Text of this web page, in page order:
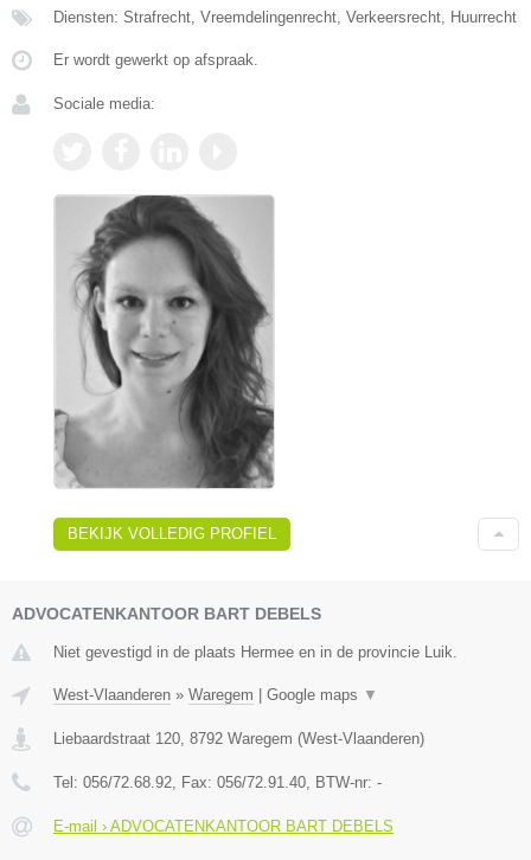
Diensten: Strafrecht, Vreemdelingenrecht, Verkeersrecht, Huurrecht
Er wordt gewerkt op afspraak.
Sociale media:
BEKIJK VOLLEDIG PROFIEL
ADVOCATENKANTOOR BART DEBELS
Niet gevestigd in de plaats Hermee en in de provincie Luik.
West-Vlaanderen » Waregem Google maps ▼
Liebaardstraat 120, 8792 Waregem (West-Vlaanderen)
Tel: 056/72.68.92, Fax: 056/72.91.40, BTW-nr: -
E-mail › ADVOCATENKANTOOR BART DEBELS